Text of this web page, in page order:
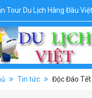
Tour Du Lịch Hàng Đầu
Tin tức Độc Đáo Tết